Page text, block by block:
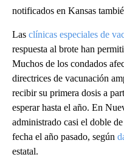
notificados en Kansas
Las clínicas especiales de
respuesta al brote han
Muchos de los condados
directrices de vacunación
recibir su primera dosis a
esperar hasta el año. En
administrado casi el doble
fecha el año pasado, según
estatal.